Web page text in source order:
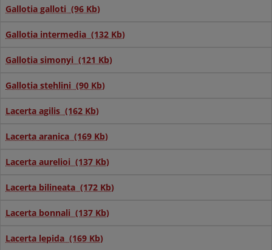
Gallotia galloti (96 Kb)
Gallotia intermedia (132 Kb)
Gallotia simonyi (121 Kb)
Gallotia stehlini (90 Kb)
Lacerta agilis (162 Kb)
Lacerta aranica (169 Kb)
Lacerta aurelioi (137 Kb)
Lacerta bilineata (172 Kb)
Lacerta bonnali (137 Kb)
Lacerta lepida (169 Kb)